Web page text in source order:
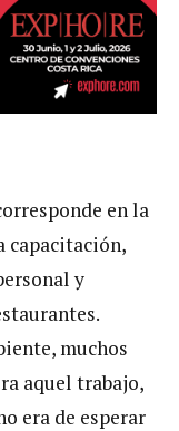
en la
capacitación,
y
muchos
aquel trabajo,
era de esperar